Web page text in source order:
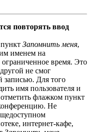
повторять ввод
Запомнить меня,
именем на
время. Это
не смог
записью. Для того
имя пользователя и
флажком пункт
Не
интернет-кафе,